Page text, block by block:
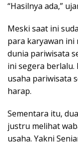
“Hasilnya ada,”
Meski saat ini
para karyawan
dunia pariwisata
ini segera berlalu.
usaha pariwisata
harap.
Sementara itu,
justru melihat
usaha. Yakni